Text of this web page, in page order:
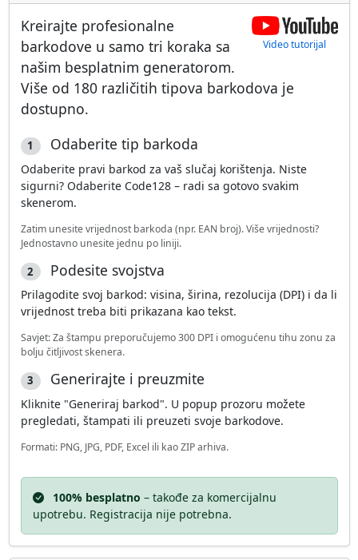
Video tutorijal
Kreirajte profesionalne
barkodove u samo tri koraka sa
našim besplatnim generatorom.
Više od 180 različitih tipova barkodova je
dostupno.
1 Odaberite tip barkoda
Odaberite pravi barkod za vaš slučaj korištenja. Niste
sigurni? Odaberite Code128 – radi sa gotovo svakim
skenerom.
Zatim unesite vrijednost barkoda (npr. EAN broj). Više vrijednosti?
Jednostavno unesite jednu po liniji.
2 Podesite svojstva
Prilagodite svoj barkod: visina, širina, rezolucija (DPI) i da li
vrijednost treba biti prikazana kao tekst.
Savjet: Za štampu preporučujemo 300 DPI i omogućenu tihu zonu za
bolju čitljivost skenera.
3 Generirajte i preuzmite
Kliknite "Generiraj barkod". U popup prozoru možete
pregledati, štampati ili preuzeti svoje barkodove.
Formati: PNG, JPG, PDF, Excel ili kao ZIP arhiva.
100% besplatno – takođe za komercijalnu
upotrebu. Registracija nije potrebna.